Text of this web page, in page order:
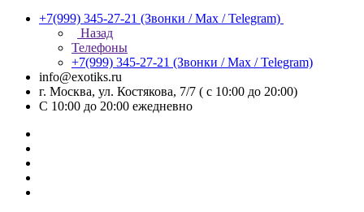
+7(999) 345-27-21 (Звонки / Max / Telegram)
Назад
Телефоны
+7(999) 345-27-21 (Звонки / Max / Telegram)
info@exotiks.ru
г. Москва, ул. Костякова, 7/7 ( с 10:00 до 20:00)
С 10:00 до 20:00 ежедневно